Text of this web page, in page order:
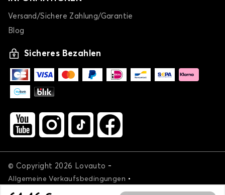
Versand/Sichere Zahlung/Garantie
Blog
Sicheres Bezahlen
© Copyright 2026 Lovauto -
Allgemeine Verkaufsbedingungen •
Datenschutz- und Cookie-Richtlinie•Livraison